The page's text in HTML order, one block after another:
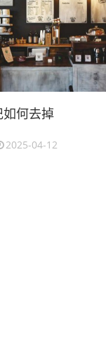
何去掉
2025-04-12